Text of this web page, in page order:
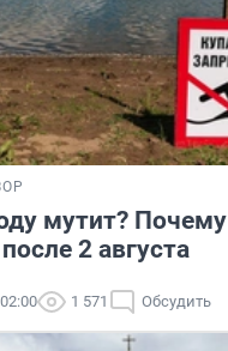
мутит?
2 августа
1 571 Обсудить